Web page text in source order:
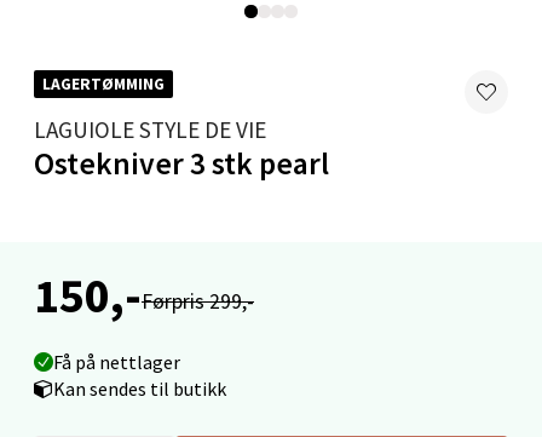
LAGERTØMMING
LAGUIOLE STYLE DE VIE
Ostekniver 3 stk pearl
150,-Førpris 299,-
Få på nettlager
Kan sendes til butikk
0 i butikk
Fridtjof Nansensgate 22, 8622 Mo i Rana
0 i butikk